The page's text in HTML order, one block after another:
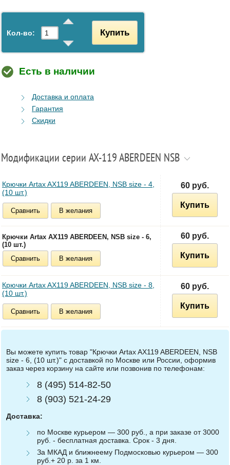
Кол-во: Купить
Есть в наличии
Доставка и оплата
Гарантия
Скидки
Модификации серии AX-119 ABERDEEN NSB
Крючки Artax AX119 ABERDEEN, NSB size - 4,
(10 шт.)
Сравнить В желания
60 руб.
Купить
Крючки Artax AX119 ABERDEEN, NSB size - 6,
(10 шт.)
Сравнить
В желания
60 руб.
Купить
Крючки Artax AX119 ABERDEEN, NSB size - 8,
(10 шт.)
Сравнить В желания
60 руб.
Купить
Вы можете купить товар "Крючки Artax AX119 ABERDEEN, NSB
size - 6, (10 шт.)" с доставкой по Москве или России, оформив
заказ через корзину на сайте или позвонив по телефонам:
8 (495) 514-82-50
8 (903) 521-24-29
Доставка:
по Москве курьером — 300 руб., а при заказе от 3000
руб. - бесплатная доставка. Срок - 3 дня.
За МКАД и ближнеему Подмосковью курьером — 300
руб.+ 20 р. за 1 км.